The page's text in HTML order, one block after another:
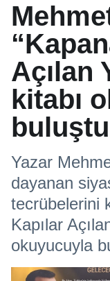
Açılan
kitabı
buluştu
Yazar
dayanan
tecrübelerini
Kapılar
okuyucuyla